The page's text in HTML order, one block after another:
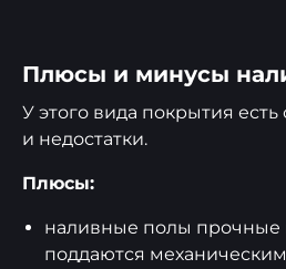
Плюсы и минусы
У этого вида покрытия
и недостатки.
Плюсы:
наливные полы прочные
поддаются